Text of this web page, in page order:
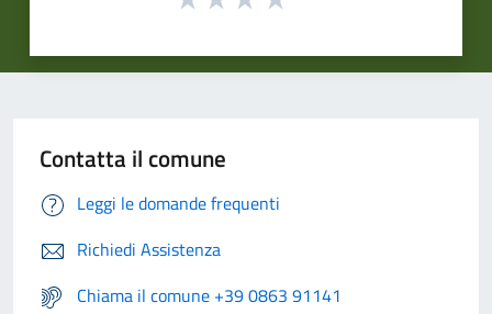
Contatta il comune
Leggi le domande frequenti
Richiedi Assistenza
Chiama il comune +39 0863 91141